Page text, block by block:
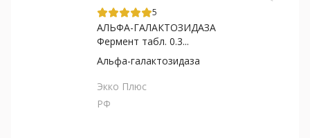
5
АЛЬФА-ГАЛАКТОЗИДАЗА
Фермент табл. 0.3...
Альфа-галактозидаза
Экко Плюс
РФ